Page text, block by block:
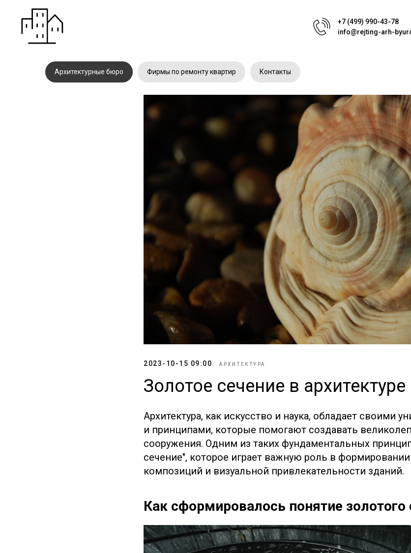
+7 (499) 990-43-78
info@rejting-arh-
Архитектурные бюро Фирмы по ремонту квартир Контакты
2023-10-15 09:00 АРХИТЕКТУРА
Золотое сечение в архитектуре
Архитектура, как искусство и наука, обладает своими
и принципами, которые помогают создавать
сооружения. Одним из таких фундаментальных
сечение", которое играет важную роль в формировании
композиций и визуальной привлекательности зданий.
Как сформировалось понятие золотого